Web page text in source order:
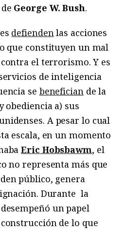
George W. Bush.
defienden las acciones
que constituyen un mal
el terrorismo. Y es
de inteligencia
se benefician de la
obediencia a) sus
A pesar lo cual
escala, en un momento
Eric Hobsbawm, el
no representa más que
público, genera
Durante la
desempeñó un papel
de lo que